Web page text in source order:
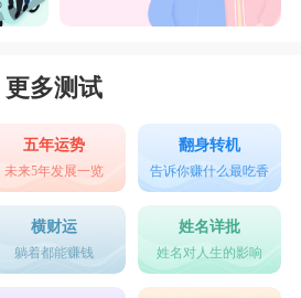
更多测试
五年运势
未来5年发展一览
翻身转机
告诉你赚什么最吃香
横财运
躺着都能赚钱
姓名详批
姓名对人生的影响